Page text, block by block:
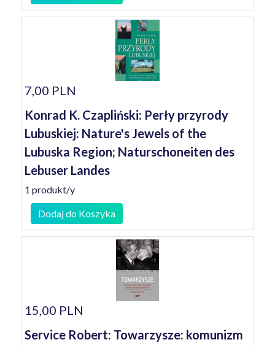
7,00 PLN
Konrad K. Czapliński: Perły przyrody
Lubuskiej: Nature's Jewels of the
Lubuska Region; Naturschoneiten des
Lebuser Landes
1 produkt/y
Dodaj do Koszyka
15,00 PLN
Service Robert: Towarzysze: komunizm